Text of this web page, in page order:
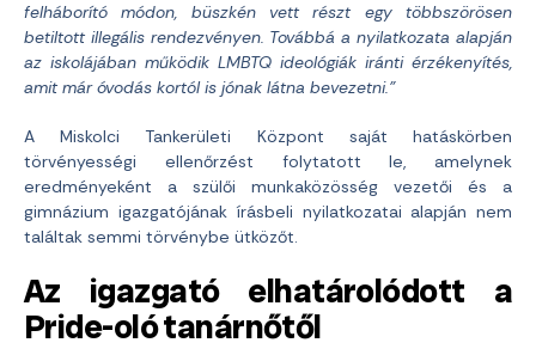
felháborító módon, büszkén vett részt egy többszörösen
betiltott illegális rendezvényen. Továbbá a nyilatkozata alapján
az iskolájában működik LMBTQ ideológiák iránti érzékenyítés,
amit már óvodás kortól is jónak látna bevezetni.”
A Miskolci Tankerületi Központ saját hatáskörben
törvényességi ellenőrzést folytatott le, amelynek
eredményeként a szülői munkaközösség vezetői és a
gimnázium igazgatójának írásbeli nyilatkozatai alapján nem
találtak semmi törvénybe ütközőt.
Az igazgató elhatárolódott a
Pride-oló tanárnőtől